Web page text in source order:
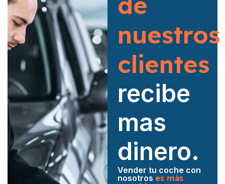
nuestros
clientes
recibe
mas
dinero.
Vender tu coche con
nosotros es más